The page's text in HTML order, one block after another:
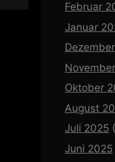
Februar
Januar
Oktober
August
Juli 2025
Juni 2025